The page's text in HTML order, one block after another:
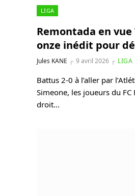
LIGA
Remontada en
onze inédit pour
Jules KANE 9 avril 2026 LIGA
Battus 2-0 à l’aller par
Simeone, les joueurs du FC
droit…